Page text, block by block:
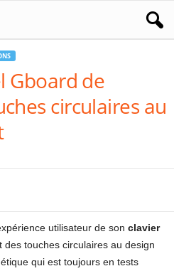
Gboard de
circulaires au
utilisateur de son clavier
des touches circulaires au design
qui est toujours en tests